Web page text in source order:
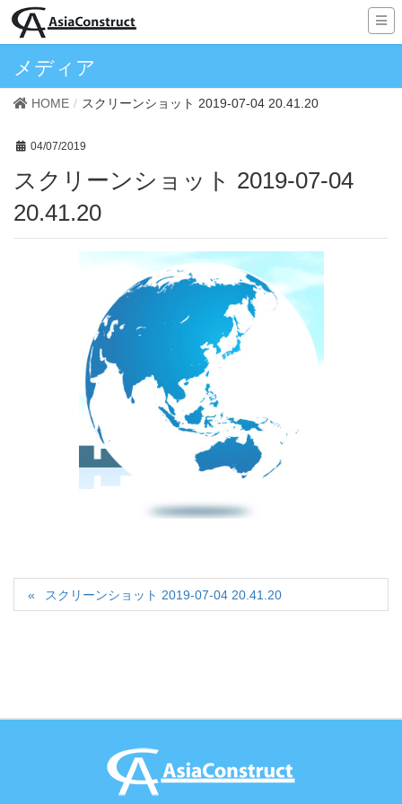
メディア
HOME スクリーンショット 2019-07-04 20.41.20
04/07/2019
スクリーンショット 2019-07-04
20.41.20
スクリーンショット 2019-07-04 20.41.20